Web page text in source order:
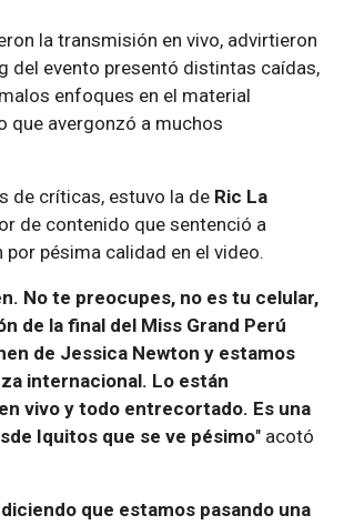
la transmisión en vivo, advirtieron
del evento presentó distintas caídas,
enfoques en el material
que avergonzó a muchos
de críticas, estuvo la de Ric La
de contenido que sentenció a
pésima calidad en el video.
No te preocupes, no es tu celular,
de la final del Miss Grand Perú
de Jessica Newton y estamos
internacional. Lo están
vivo y todo entrecortado. Es una
Iquitos que se ve pésimo" acotó
que estamos pasando una